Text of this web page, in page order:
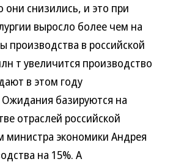
снизились, и это при
выросло более чем на
производства в российской
т увеличится производство
в этом году
Ожидания базируются на
отраслей российской
министра экономики Андрея
на 15%. А